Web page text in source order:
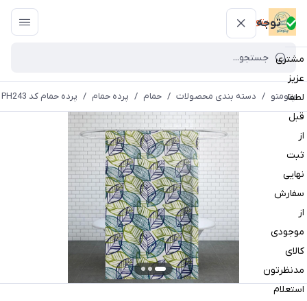
توجه
مشتری
عزیز
لطفا
قبل
از
ثبت
نهایی
سفارش
از
موجودی
کالای
مدنظرتون
استعلام
پتومتو
پتومتو / دسته بندی محصولات / حمام / پرده حمام / پرده حمام کد PH243 سایز 180x200 سانتی متر